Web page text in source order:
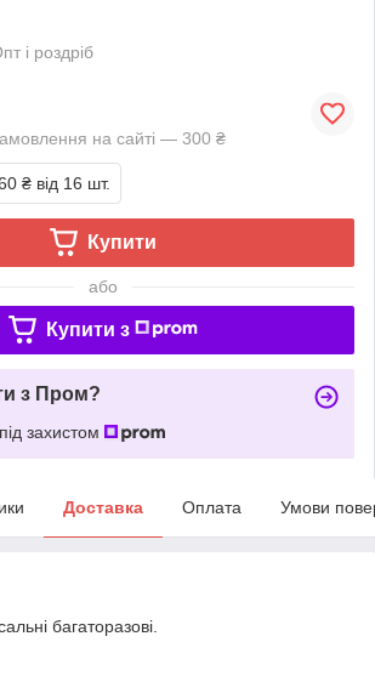
і роздріб
на сайті — 300 ₴
₴ від 16 шт.
Купити
або
Купити з
з Пром?
захистом
Доставка Оплата Умови
багаторазові.